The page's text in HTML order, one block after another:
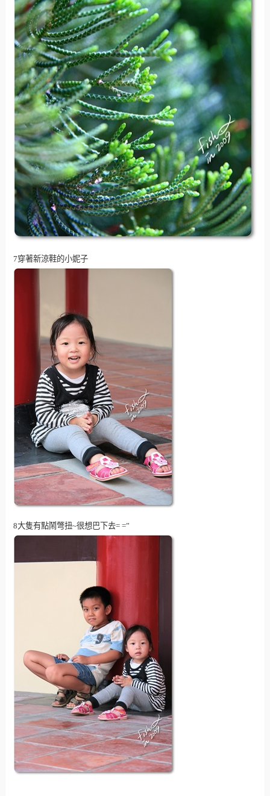
7穿著新涼鞋的小妮子
8大隻有點鬧彆扭~很想巴下去= =”